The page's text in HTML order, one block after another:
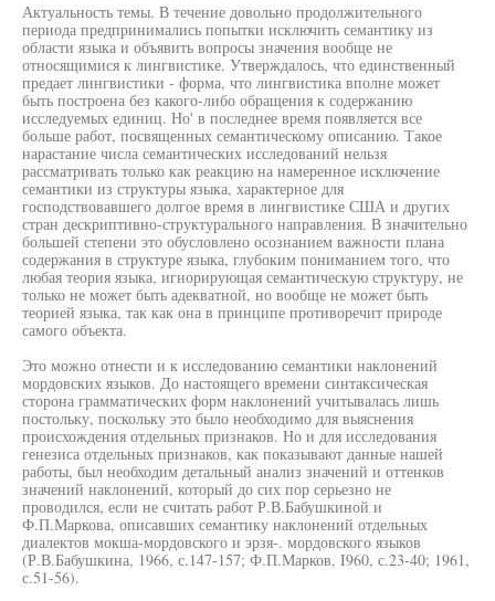
Актуальность темы. В течение довольно продолжительного
периода предпринимались попытки исключить семантику из
области языка и объявить вопросы значения вообще не
относящимися к лингвистике. Утверждалось, что единственный
предает лингвистики - форма, что лингвистика вполне может
быть построена без какого-либо обращения к содержанию
исследуемых единиц. Но' в последнее время появляется все
больше работ, посвященных семантическому описанию. Такое
нарастание числа семантических исследований нельзя
рассматривать только как реакцию на намеренное исключение
семантики из структуры языка, характерное для
господствовавшего долгое время в лингвистике США и других
стран дескриптивно-структурального направления. В значительно
большей степени это обусловлено осознанием важности плана
содержания в структуре языка, глубоким пониманием того, что
любая теория языка, игнорирующая семантическую структуру, не
только не может быть адекватной, но вообще не может быть
теорией языка, так как она в принципе противоречит природе
самого объекта.
Это можно отнести и к исследованию семантики наклонений
мордовских языков. До настоящего времени синтаксическая
сторона грамматических форм наклонений учитывалась лишь
постольку, поскольку это было необходимо для выяснения
происхождения отдельных признаков. Но и для исследования
генезиса отдельных признаков, как показывают данные нашей
работы, был необходим детальный анализ значений и оттенков
значений наклонений, который до сих пор серьезно не
проводился, если не считать работ Р.В.Бабушкиной и
Ф.П.Маркова, описавших семантику наклонений отдельных
диалектов мокша-мордовского и эрзя-. мордовского языков
(Р.В.Бабушкина, 1966, с.147-157; Ф.П.Марков, I960, с.23-40; 1961,
с.51-56).